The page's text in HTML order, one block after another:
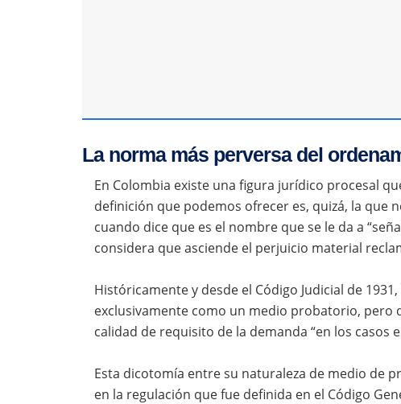
La norma más perversa del
En Colombia existe una figura jurídico procesal
definición que podemos ofrecer es, quizá, la que
cuando dice que es el nombre que se le da a
considera que asciende el perjuicio material
Históricamente y desde el Código Judicial de
exclusivamente como un medio probatorio, pero
calidad de requisito de la demanda “en los casos
Esta dicotomía entre su naturaleza de medio de
en la regulación que fue definida en el Código